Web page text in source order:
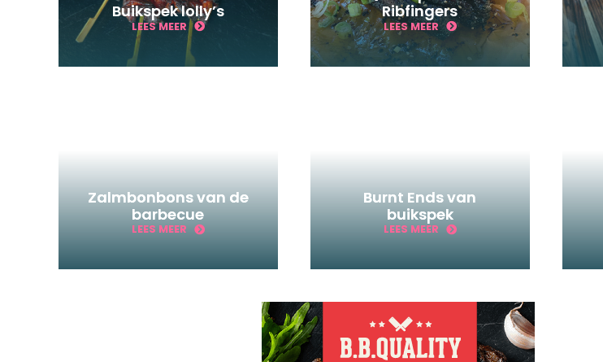
Buikspek lolly’s
LEES MEER
Ribfingers
LEES MEER
Zalmbonbons van de
barbecue
LEES MEER
Burnt Ends van
buikspek
LEES MEER